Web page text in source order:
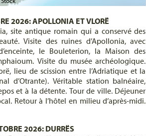
2026: APOLLONIA ET VLORË
site antique romain qui a conservé des
Visite des ruines d’Apollonia, avec
le Bouleterion, la Maison des
Visite du musée archéologique.
lieu de scission entre l’Adriatique et la
d’Otrante). Véritable station balnéaire,
et à la détente. Tour de ville. Déjeuner
Retour à l’hôtel en milieu d’après-midi.
2026: DURRËS